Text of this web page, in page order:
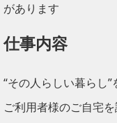
があります
仕事内容
“その人らしい暮らし”
ご利用者様のご自宅